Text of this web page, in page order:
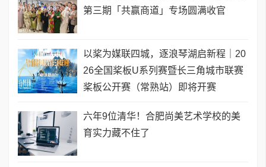
第三期「共赢商道」专场圆满收官
以桨为媒联四城，逐浪琴湖启新程｜20
26全国桨板U系列赛暨长三角城市联赛
桨板公开赛（常熟站）即将开赛
六年9位清华！合肥尚美艺术学校的美
育实力藏不住了